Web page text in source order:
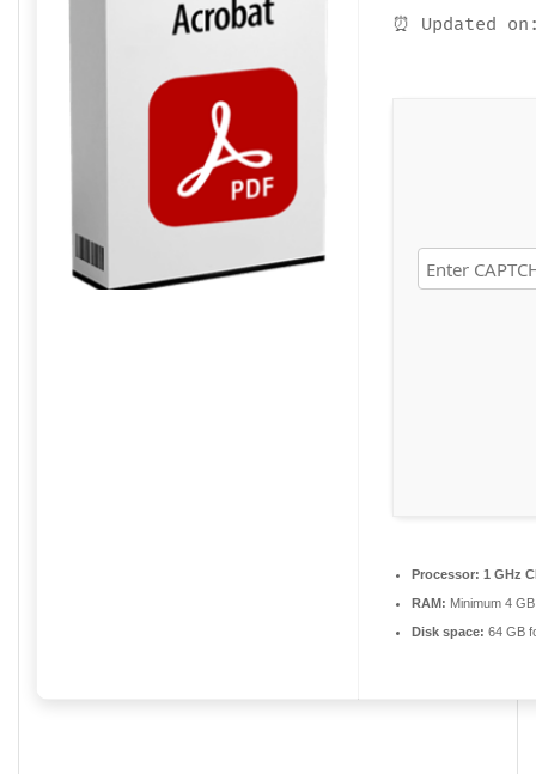
⏰ Updated
Processor: 1 GHz
RAM: Minimum 4 GB
Disk space: 64 GB